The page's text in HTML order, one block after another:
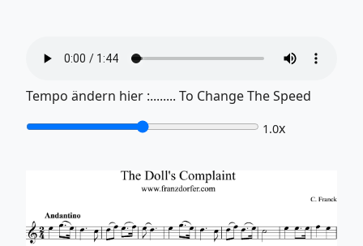
Tempo ändern hier :........ To Change The Speed
1.0x